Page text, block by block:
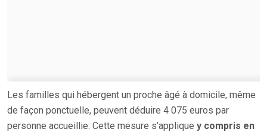
Les familles qui hébergent un proche âgé à domicile, même
de façon ponctuelle, peuvent déduire 4 075 euros par
personne accueillie. Cette mesure s’applique y compris en